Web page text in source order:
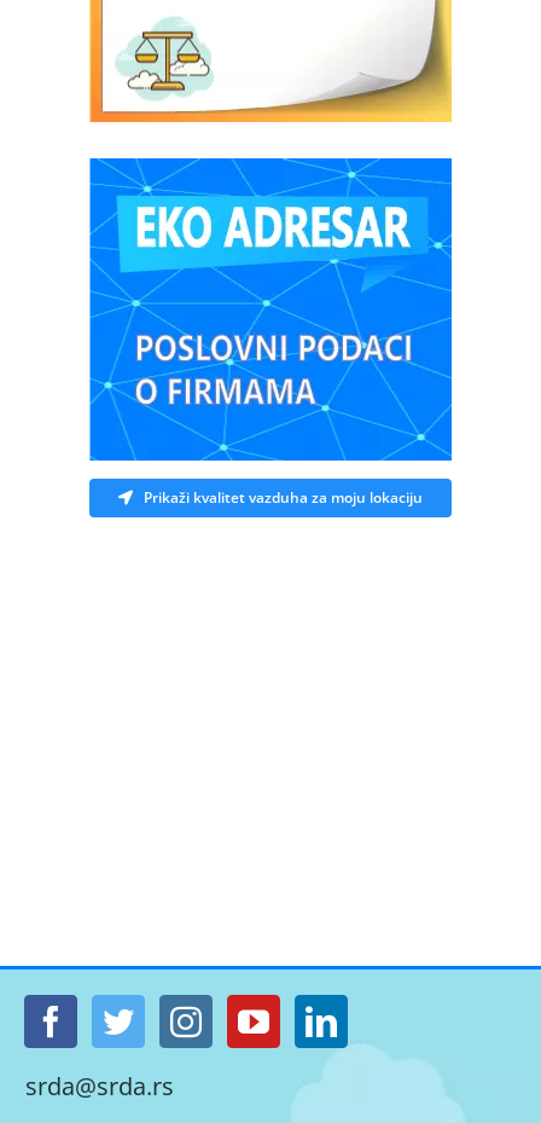
Prikaži kvalitet vazduha za moju lokaciju
srda@srda.rs